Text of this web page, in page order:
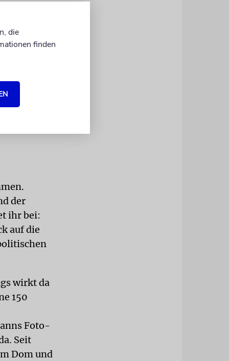
Der
sie mit
was da in
der
ihr bei:
auf die
wirkt da
150
Foto-
Seit
Dom und
die
finden